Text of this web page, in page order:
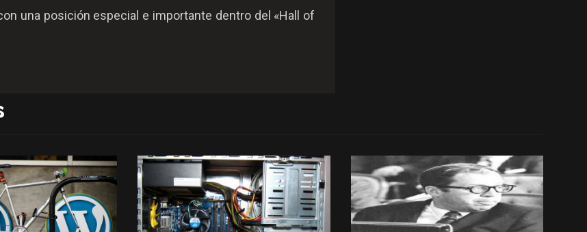
una posición especial e importante dentro del «Hall of